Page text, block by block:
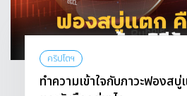
คริปโตฯ
ทำความเข้าใจกับภาวะฟองส